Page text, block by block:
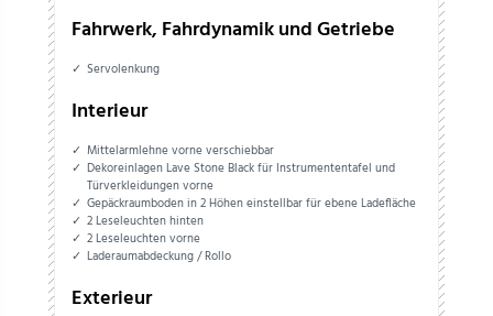
Fahrwerk, Fahrdynamik und Getriebe
Servolenkung
Interieur
Mittelarmlehne vorne verschiebbar
Dekoreinlagen Lave Stone Black für Instrumententafel und
Türverkleidungen vorne
Gepäckraumboden in 2 Höhen einstellbar für ebene Ladefläche
2 Leseleuchten hinten
2 Leseleuchten vorne
Laderaumabdeckung / Rollo
Exterieur